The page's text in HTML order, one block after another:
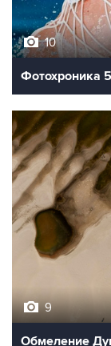
10
Фотохроника
Обмеление